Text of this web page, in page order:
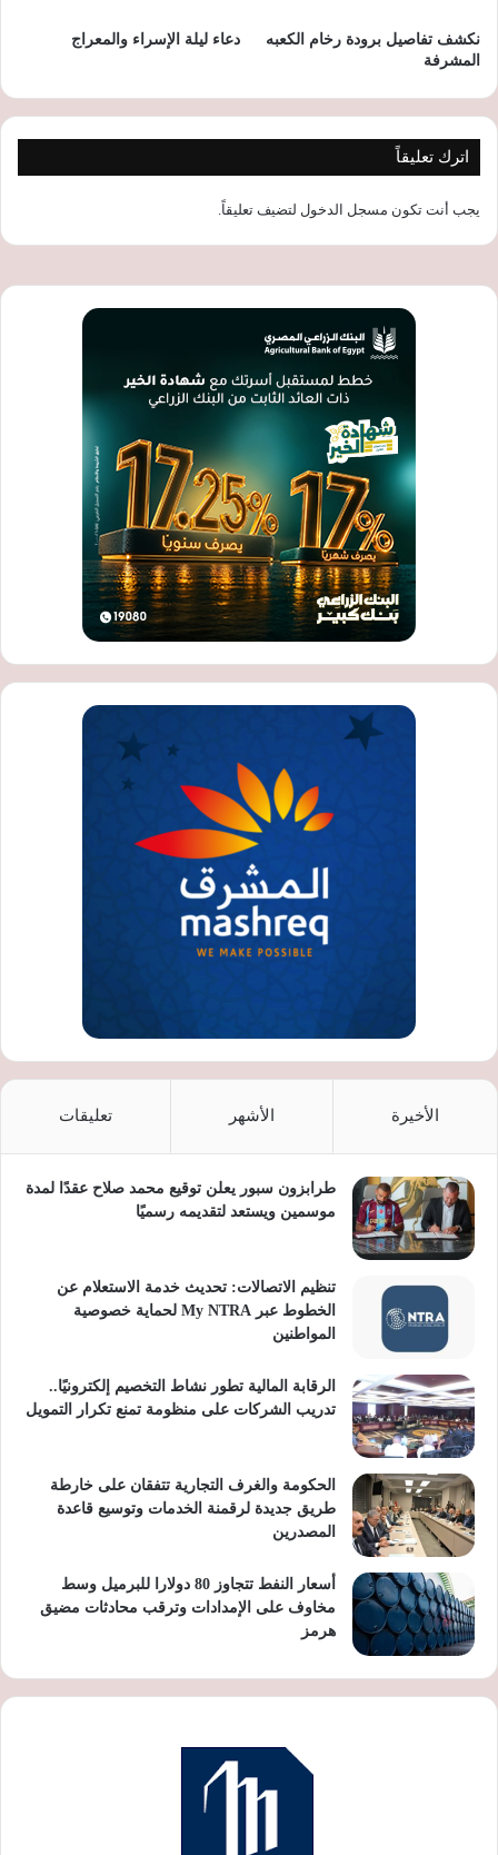
نكشف تفاصيل برودة رخام الكعبه
المشرفة
‏‏‏دعاء ليلة الإسراء والمعراج‏‏‏
اترك تعليقاً
يجب أنت تكون مسجل الدخول لتضيف تعليقاً.
الأخيرة الأشهر تعليقات
طرابزون سبور يعلن توقيع محمد صلاح عقدًا لمدة
موسمين ويستعد لتقديمه رسميًا
تنظيم الاتصالات: تحديث خدمة الاستعلام عن
الخطوط عبر My NTRA لحماية خصوصية
المواطنين
الرقابة المالية تطور نشاط التخصيم إلكترونيًا..
تدريب الشركات على منظومة تمنع تكرار التمويل
الحكومة والغرف التجارية تتفقان على خارطة
طريق جديدة لرقمنة الخدمات وتوسيع قاعدة
المصدرين
أسعار النفط تتجاوز 80 دولارا للبرميل وسط
مخاوف على الإمدادات وترقب محادثات مضيق
هرمز